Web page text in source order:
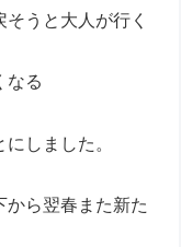
うと大人が行く
なる
しました。
から翌春また新た